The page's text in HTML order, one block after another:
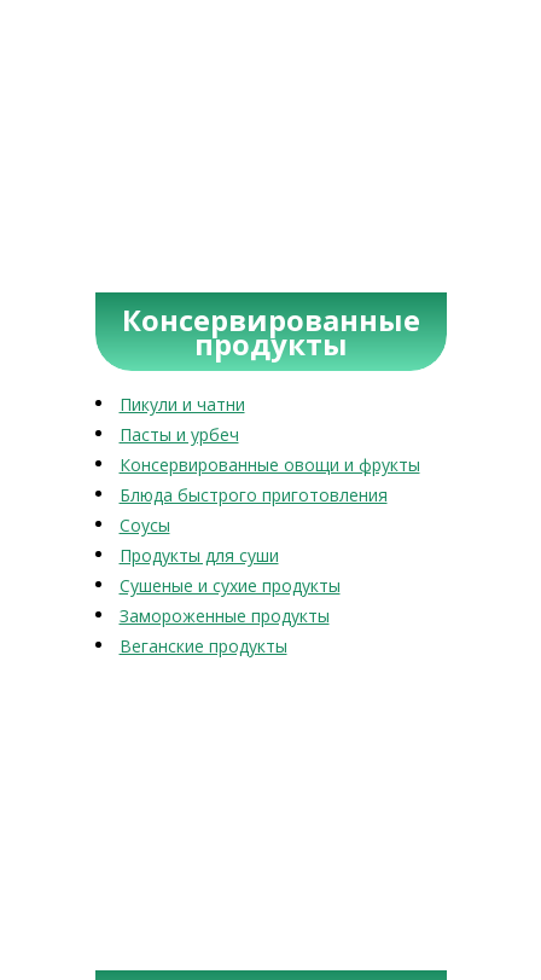
Консервированные
продукты
Пикули и чатни
Пасты и урбеч
Консервированные овощи и фрукты
Блюда быстрого приготовления
Соусы
Продукты для суши
Сушеные и сухие продукты
Замороженные продукты
Веганские продукты